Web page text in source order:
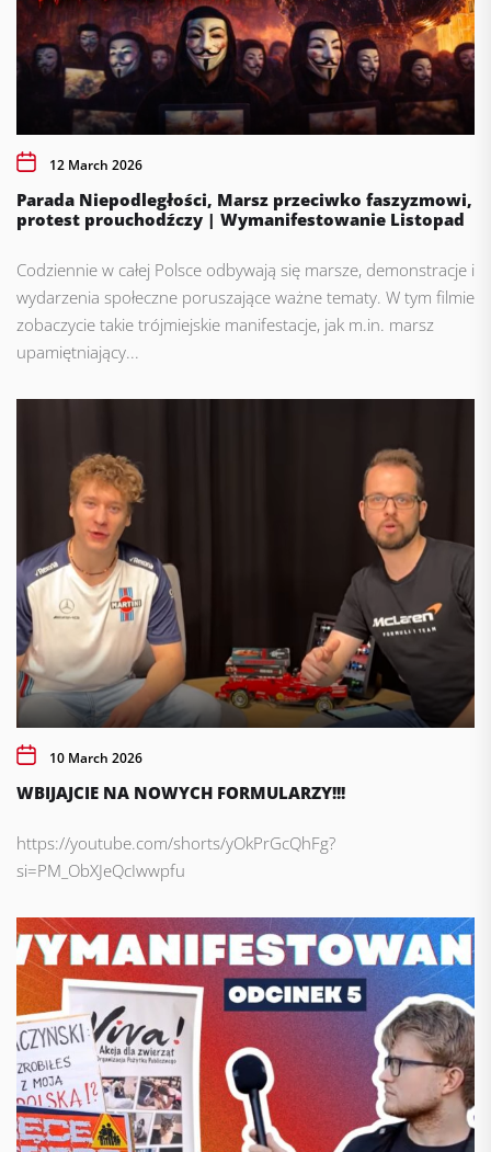
12 March 2026
Parada Niepodległości, Marsz przeciwko faszyzmowi,
protest prouchodźczy | Wymanifestowanie Listopad
Codziennie w całej Polsce odbywają się marsze, demonstracje i
wydarzenia społeczne poruszające ważne tematy. W tym filmie
zobaczycie takie trójmiejskie manifestacje, jak m.in. marsz
upamiętniający...
10 March 2026
WBIJAJCIE NA NOWYCH FORMULARZY!!!
https://youtube.com/shorts/yOkPrGcQhFg?
si=PM_ObXJeQcIwwpfu